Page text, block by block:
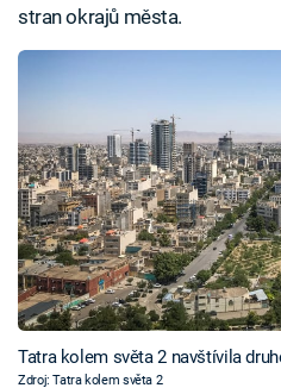
stran okrajů města.
Tatra kolem světa 2 navštívila
Zdroj: Tatra kolem světa 2